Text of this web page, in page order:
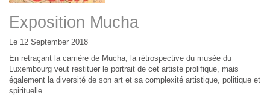
Exposition Mucha
Le 12 September 2018
En retraçant la carrière de Mucha, la rétrospective du musée du
Luxembourg veut restituer le portrait de cet artiste prolifique, mais
également la diversité de son art et sa complexité artistique, politique et
spirituelle.